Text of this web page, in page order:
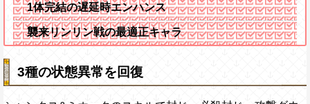
1体完結の遅延時エンハンス
襲来リンリン戦の最適正キャラ
3種の状態異常を回復